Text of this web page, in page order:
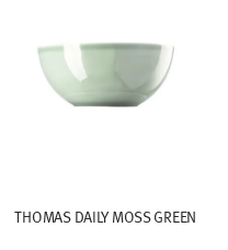
THOMAS DAILY MOSS GREEN